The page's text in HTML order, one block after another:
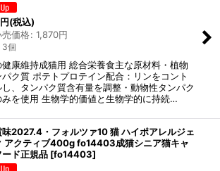
円(税込)
価格: 1,870円
3個
康維持成猫用 総合栄養食主な原材料・植物
ク質 ポテトプロテイン配合：リンをコント
し、タンパク質含有量を調整・動物性タンパク
みを使用 生物学的価値と生物学的に持続…
味2027.4・フォルツァ10 猫 ハイポアレルジェ
アクティブ400g fo14403成猫シニア猫キャ
ード正規品 [fo14403]